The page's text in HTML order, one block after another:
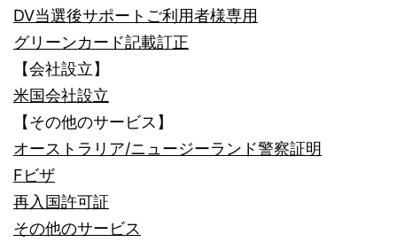
DV当選後サポートご利用者様専用
グリーンカード記載訂正
【会社設立】
米国会社設立
【その他のサービス】
オーストラリア/ニュージーランド警察証明
Fビザ
再入国許可証
その他のサービス